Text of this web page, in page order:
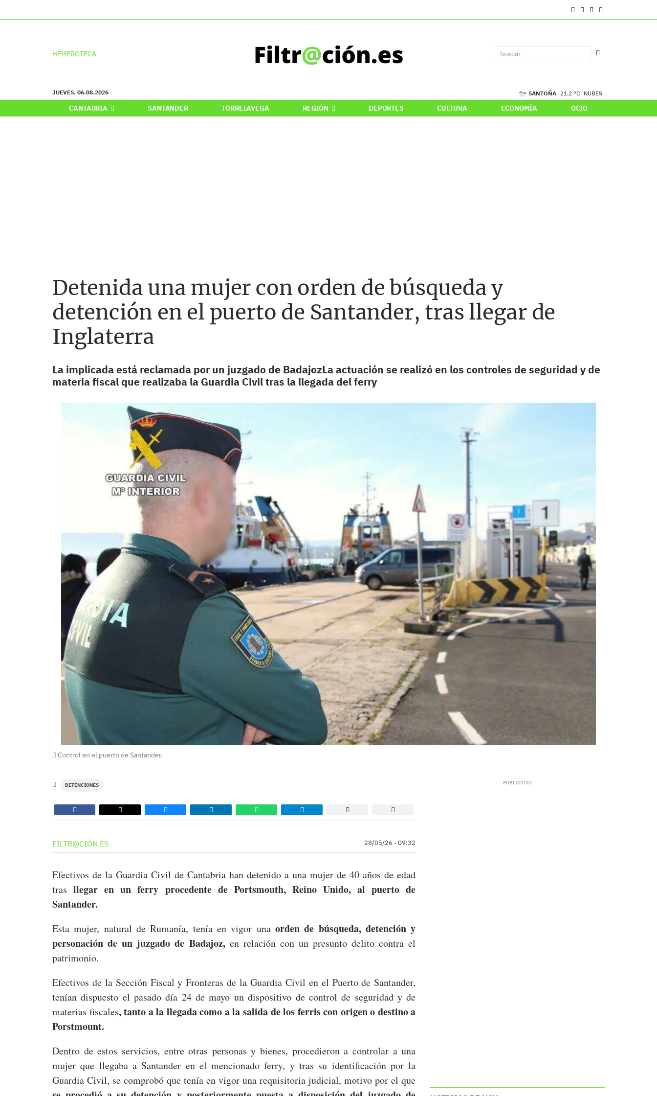
HEMEROTECA
JUEVES. 06.08.2026 SANTOÑA 21.2 °C NUBES
CANTABRIA SANTANDER TORRELAVEGA REGIÓN DEPORTES CULTURA ECONOMÍA OCIO
Detenida una mujer con orden de búsqueda y
detención en el puerto de Santander, tras llegar de
Inglaterra
La implicada está reclamada por un juzgado de BadajozLa actuación se realizó en los controles de seguridad y de
materia fiscal que realizaba la Guardia Civil tras la llegada del ferry
Control en el puerto de Santander.
DETENCIONES
FILTR@CIÓN.ES 28/05/26 - 09:32
Efectivos de la Guardia Civil de Cantabria han detenido a una mujer de 40 años de edad
trasllegar en un ferry procedente de Portsmouth, Reino Unido, al puerto de
Santander.
Esta mujer, natural de Rumanía, tenía en vigor una orden de búsqueda, detención y
personación de un juzgado de Badajoz,en relación con un presunto delito contra el
patrimonio.
Efectivos de la Sección Fiscal y Fronteras de la Guardia Civil en el Puerto de Santander,
tenían dispuesto el pasado día 24 de mayo un dispositivo de control de seguridad y de
materias fiscales, tanto a la llegada como a la salida de los ferris con origen o destino a
Porstmount.
Dentro de estos servicios, entre otras personas y bienes, procedieron a controlar a una
mujer que llegaba a Santander en el mencionado ferry, y tras su identificación por la
Guardia Civil, se comprobó que tenía en vigor una requisitoria judicial, motivo por el que